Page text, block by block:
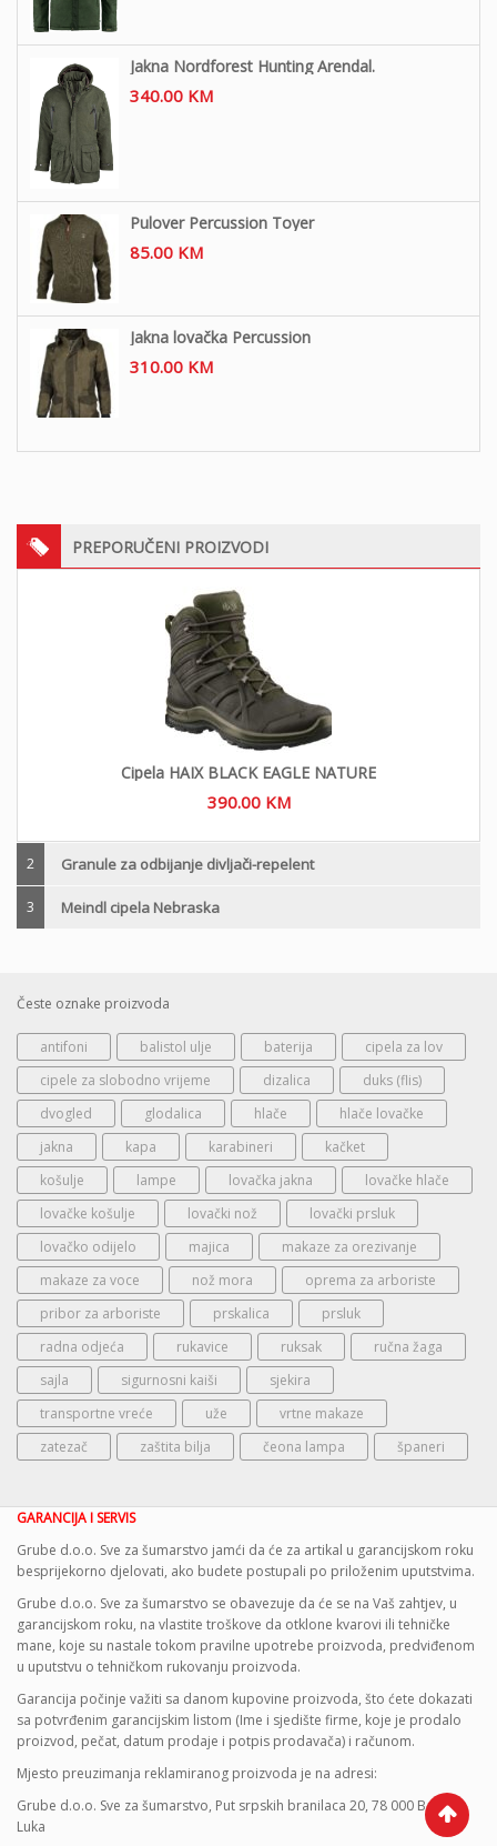
Jakna Nordforest Hunting Arendal.
340.00 KM
Pulover Percussion Toyer
85.00 KM
Jakna lovačka Percussion
310.00 KM
PREPORUČENI PROIZVODI
Cipela HAIX BLACK EAGLE NATURE
390.00 KM
2 Granule za odbijanje divljači-repelent
3 Meindl cipela Nebraska
Česte oznake proizvoda
antifoni balistol ulje baterija
cipela za lov
cipele za slobodno vrijeme
dizalica
duks (flis)
dvogled
glodalica hlače
hlače lovačke
jakna
kapa karabineri
kačket
košulje
lampe lovačka jakna
lovačke hlače
lovačke košulje
lovački nož
lovački prsluk
lovačko odijelo
majica
makaze za orezivanje
makaze za voce
nož mora
oprema za arboriste
pribor za arboriste
prskalica
prsluk
radna odjeća
rukavice ruksak
ručna žaga
sajla
sigurnosni kaiši
sjekira
transportne vreće
uže
vrtne makaze
zatezač
zaštita bilja čeona lampa španeri
GARANCIJA I SERVIS
Grube d.o.o. Sve za šumarstvo jamći da će za artikal u garancijskom roku
besprijekorno djelovati, ako budete postupali po priloženim uputstvima.
Grube d.o.o. Sve za šumarstvo se obavezuje da će se na Vaš zahtjev, u
garancijskom roku, na vlastite troškove da otklone kvarovi ili tehničke
mane, koje su nastale tokom pravilne upotrebe proizvoda, predviđenom
u uputstvu o tehničkom rukovanju proizvoda.
Garancija počinje važiti sa danom kupovine proizvoda, što ćete dokazati
sa potvrđenim garancijskim listom (Ime i sjedište firme, koje je prodalo
proizvod, pečat, datum prodaje i potpis prodavača) i računom.
Mjesto preuzimanja reklamiranog proizvoda je na adresi:
Grube d.o.o. Sve za šumarstvo, Put srpskih branilaca 20, 78 000 Banja
Luka